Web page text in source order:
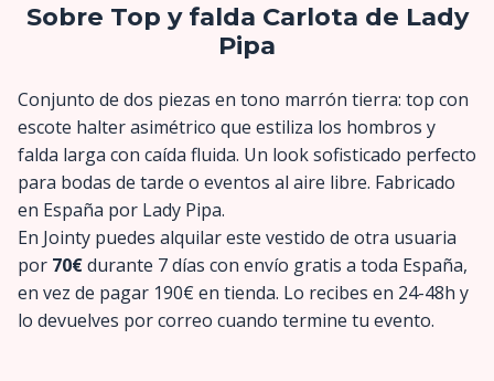
Sobre Top y falda Carlota de Lady
Pipa
Conjunto de dos piezas en tono marrón tierra: top con
escote halter asimétrico que estiliza los hombros y
falda larga con caída fluida. Un look sofisticado perfecto
para bodas de tarde o eventos al aire libre. Fabricado
en España por Lady Pipa.
En Jointy puedes alquilar este vestido de otra usuaria
por 70€durante 7 días con envío gratis a toda España,
en vez de pagar 190€ en tienda. Lo recibes en 24-48h y
lo devuelves por correo cuando termine tu evento.